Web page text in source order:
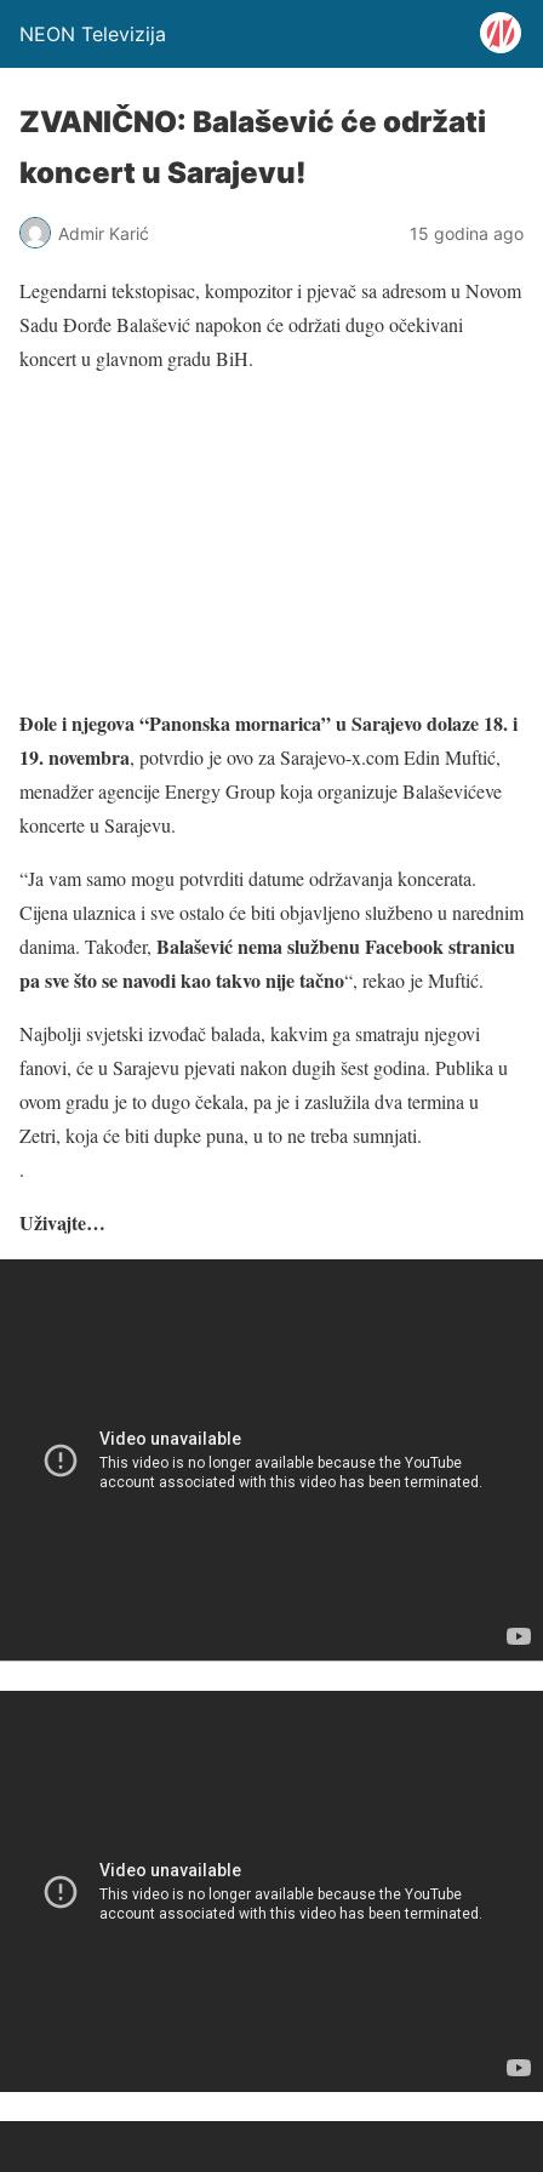
NEON Televizija
ZVANIČNO: Balašević će održati
koncert u Sarajevu!
Admir Karić 15 godina ago
Legendarni tekstopisac, kompozitor i pjevač sa adresom u Novom
Sadu Đorđe Balašević napokon će održati dugo očekivani
koncert u glavnom gradu BiH.
Đole i njegova “Panonska mornarica” u Sarajevo dolaze 18. i
19. novembra, potvrdio je ovo za Sarajevo-x.com Edin Muftić,
menadžer agencije Energy Group koja organizuje Balaševićeve
koncerte u Sarajevu.
“Ja vam samo mogu potvrditi datume održavanja koncerata.
Cijena ulaznica i sve ostalo će biti objavljeno službeno u narednim
danima. Također, Balašević nema službenu Facebook stranicu
pa sve što se navodi kao takvo nije tačno“, rekao je Muftić.
Najbolji svjetski izvođač balada, kakvim ga smatraju njegovi
fanovi, će u Sarajevu pjevati nakon dugih šest godina. Publika u
ovom gradu je to dugo čekala, pa je i zaslužila dva termina u
Zetri, koja će biti dupke puna, u to ne treba sumnjati.
.
Uživajte…